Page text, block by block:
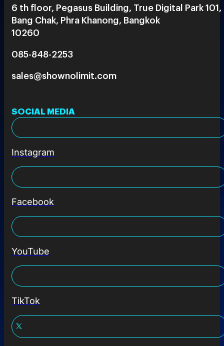
6 th floor, Pegasus Building, True Digital Park 101,
Bang Chak, Phra Khanong, Bangkok
10260
085-848-2253
sales@shownolimit.com
SOCIAL MEDIA
Instagram
Facebook
YouTube
TikTok